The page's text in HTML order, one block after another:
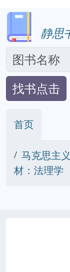
静思
找书点击
首页
马克思主
材：法理学